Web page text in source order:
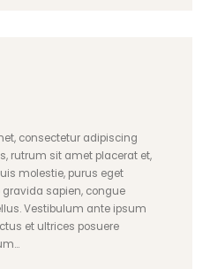
consectetur adipiscing
rutrum sit amet placerat et,
molestie, purus eget
sapien, congue
Vestibulum ante ipsum
et ultrices posuere